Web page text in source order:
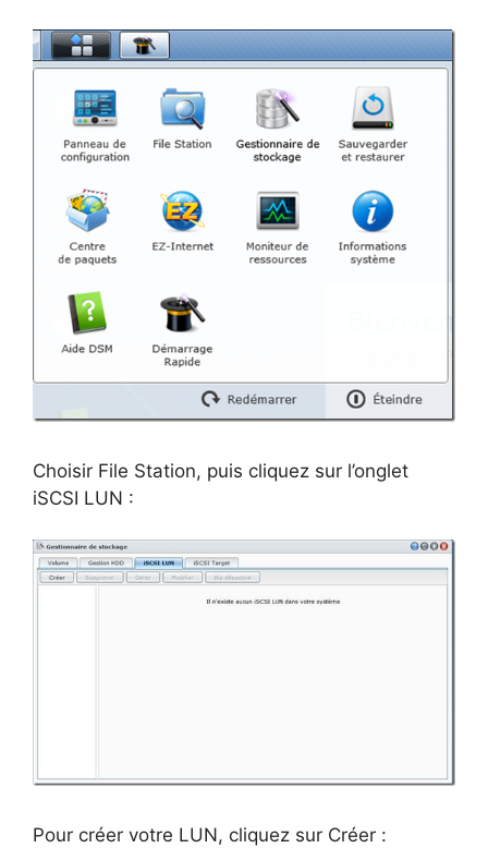
Choisir File Station, puis cliquez sur l’onglet
iSCSI LUN :
Pour créer votre LUN, cliquez sur Créer :